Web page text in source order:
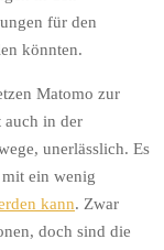
für den
könnten.
Matomo zur
auch in der
unerlässlich. Es
ein wenig
kann. Zwar
doch sind die